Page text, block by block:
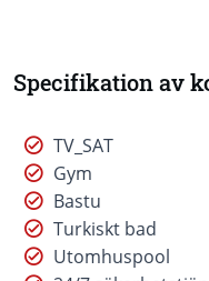
Specifikation av
TV_SAT
Gym
Bastu
Turkiskt bad
Utomhuspool